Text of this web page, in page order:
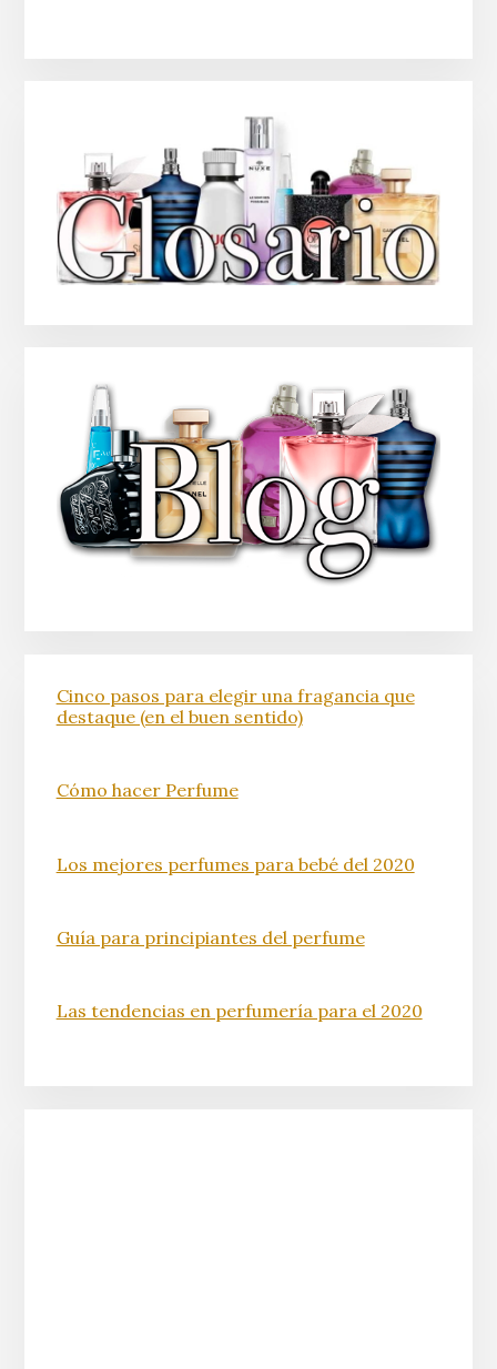
Cinco pasos para elegir una fragancia que
destaque (en el buen sentido)
Cómo hacer Perfume
Los mejores perfumes para bebé del 2020
Guía para principiantes del perfume
Las tendencias en perfumería para el 2020